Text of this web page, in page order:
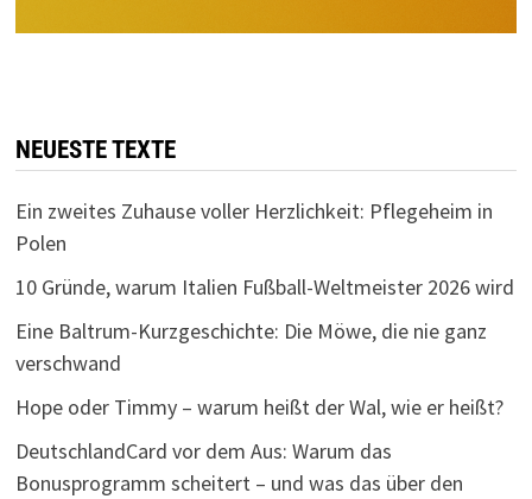
NEUESTE TEXTE
Ein zweites Zuhause voller Herzlichkeit: Pflegeheim in
Polen
10 Gründe, warum Italien Fußball-Weltmeister 2026 wird
Eine Baltrum-Kurzgeschichte: Die Möwe, die nie ganz
verschwand
Hope oder Timmy – warum heißt der Wal, wie er heißt?
DeutschlandCard vor dem Aus: Warum das
Bonusprogramm scheitert – und was das über den